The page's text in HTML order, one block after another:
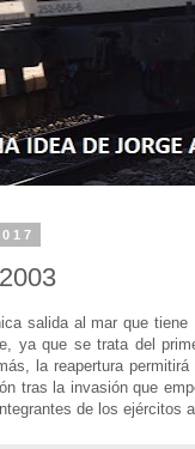
salida al mar que
ya que se trata del
la reapertura
tras la invasión que
de los ejércitos